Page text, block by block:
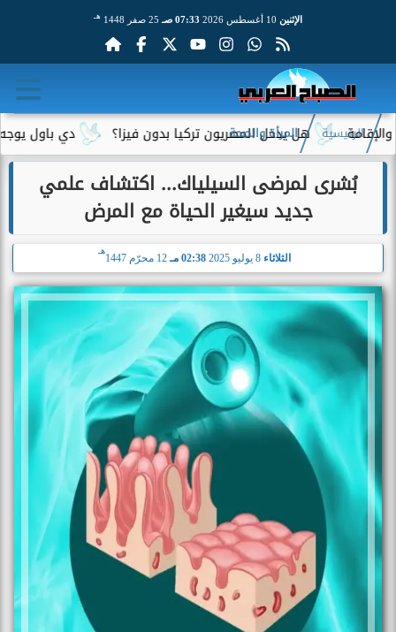
الإثنين 07:33 صـ 25 صفر 1448 هـ
دي باول يوجه هل يدخل المصريون تركيا بدون فيزا؟
الرئيسية المرأة والصحة
بُشرى لمرضى السيلياك... اكتشاف علمي
جديد سيغير الحياة مع المرض
الثلاثاء 02:38 مـ 12 محرّم 1447
هـ